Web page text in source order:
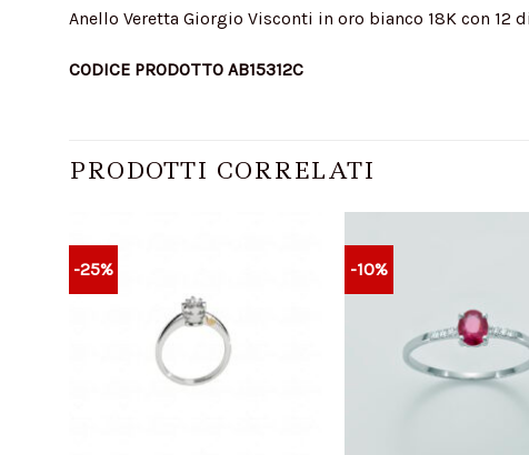
Anello Veretta Giorgio Visconti in oro bianco 18K con
CODICE PRODOTTO AB15312C
PRODOTTI CORRELATI
-25% -10%